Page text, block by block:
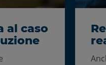
al caso